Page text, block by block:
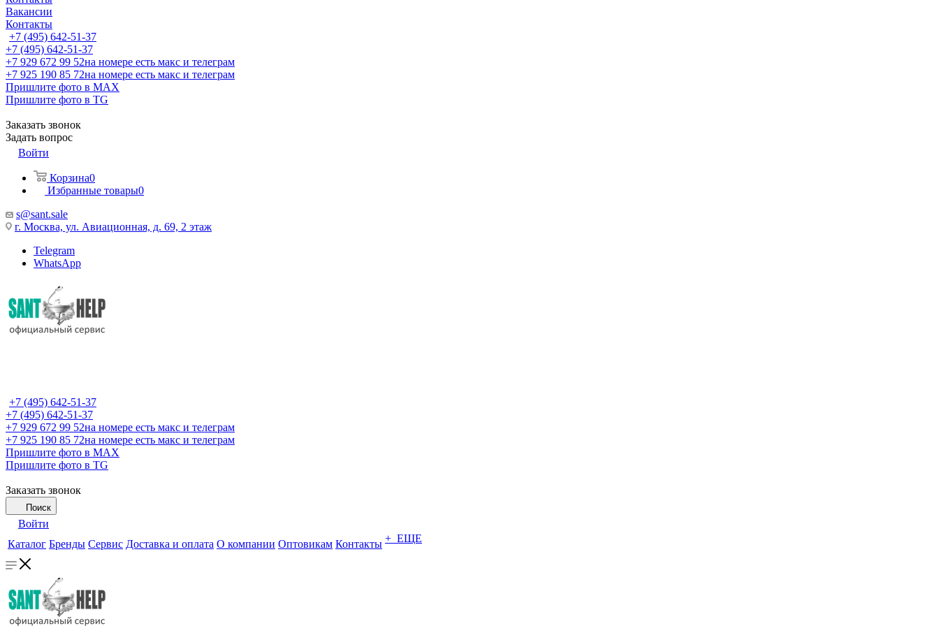
Вакансии
Контакты
+7 (495) 642-51-37
+7 (495) 642-51-37
+7 929 672 99 52на номере есть макс и телеграм
+7 925 190 85 72на номере есть макс и телеграм
Пришлите фото в MAX
Пришлите фото в TG
Заказать звонок
Задать вопрос
Войти
Корзина0
Избранные товары0
s@sant.sale
г. Москва, ул. Авиационная, д. 69, 2 этаж
Telegram
WhatsApp
+7 (495) 642-51-37
+7 (495) 642-51-37
+7 929 672 99 52на номере есть макс и телеграм
+7 925 190 85 72на номере есть макс и телеграм
Пришлите фото в MAX
Пришлите фото в TG
Заказать звонок
Поиск
Войти
Каталог Бренды Сервис Доставка и оплата О компании Оптовикам Контакты + ЕЩЕ